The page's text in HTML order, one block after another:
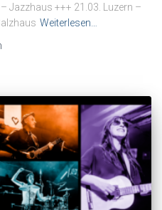
Jazzhaus +++ 21.03. Luzern –
Weiterlesen…